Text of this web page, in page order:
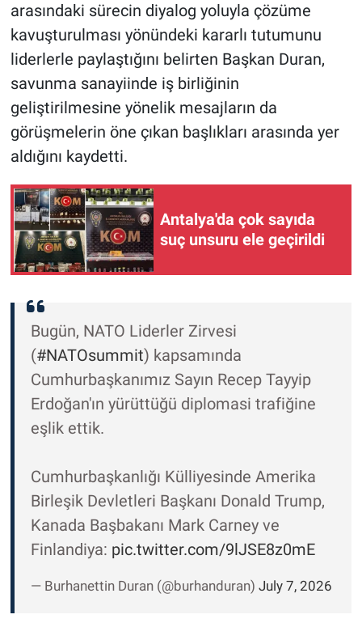
arasındaki sürecin diyalog yoluyla çözüme
kavuşturulması yönündeki kararlı tutumunu
liderlerle paylaştığını belirten Başkan Duran,
savunma sanayiinde iş birliğinin
geliştirilmesine yönelik mesajların da
görüşmelerin öne çıkan başlıkları arasında yer
aldığını kaydetti.
Antalya'da çok sayıda
suç unsuru ele geçirildi
Bugün, NATO Liderler Zirvesi
(#NATOsummit) kapsamında
Cumhurbaşkanımız Sayın Recep Tayyip
Erdoğan'ın yürüttüğü diplomasi trafiğine
eşlik ettik.
Cumhurbaşkanlığı Külliyesinde Amerika
Birleşik Devletleri Başkanı Donald Trump,
Kanada Başbakanı Mark Carney ve
Finlandiya: pic.twitter.com/9lJSE8z0mE
— Burhanettin Duran (@burhanduran) July 7, 2026